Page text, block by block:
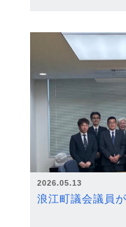
2026.05.13
浪江町議会議員